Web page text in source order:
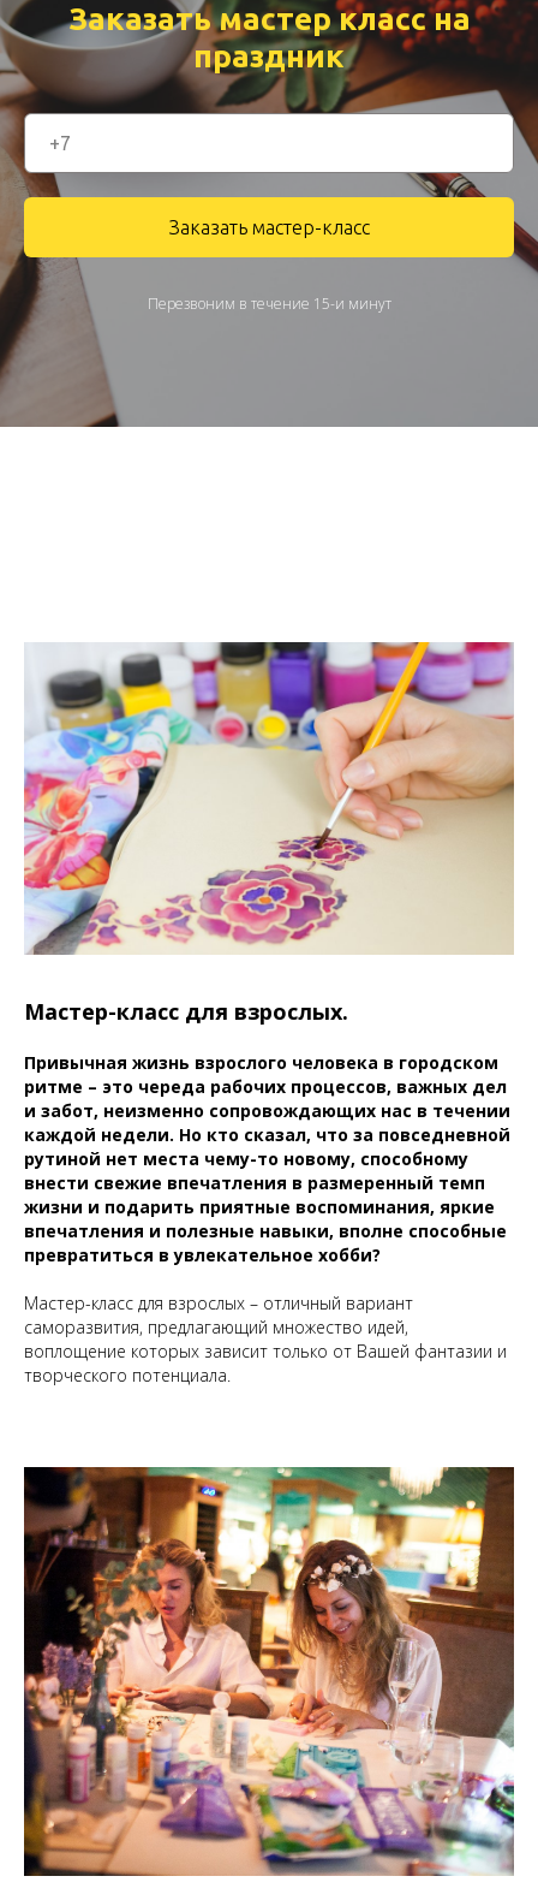
Заказать мастер класс на
праздник
Заказать мастер-класс
Перезвоним в течение 15-и минут
Мастер-класс для взрослых.
Привычная жизнь взрослого человека в городском
ритме – это череда рабочих процессов, важных дел
и забот, неизменно сопровождающих нас в течении
каждой недели. Но кто сказал, что за повседневной
рутиной нет места чему-то новому, способному
внести свежие впечатления в размеренный темп
жизни и подарить приятные воспоминания, яркие
впечатления и полезные навыки, вполне способные
превратиться в увлекательное хобби?
Мастер-класс для взрослых – отличный вариант
саморазвития, предлагающий множество идей,
воплощение которых зависит только от Вашей фантазии и
творческого потенциала.